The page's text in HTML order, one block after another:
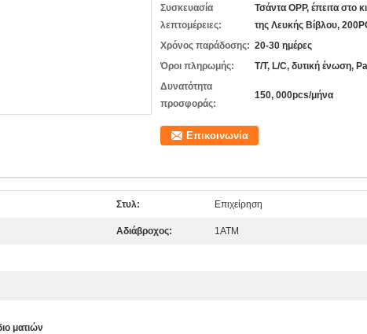
Συσκευασία
λεπτομέρειες:
Τσάντα OPP, έπειτα στο
της Λευκής Βίβλου,
Χρόνος παράδοσης: 20-30 ημέρες
Όροι πληρωμής:
T/T, L/C, δυτική ένωση,
Δυνατότητα
προσφοράς:
150, 000pcs/μήνα
Επικοινωνία
Στυλ: Επιχείρηση
Αδιάβροχος: 1ATM
ματιών